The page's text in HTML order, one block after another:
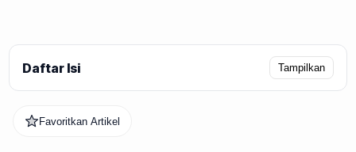
Daftar Isi Tampilkan
Favoritkan Artikel